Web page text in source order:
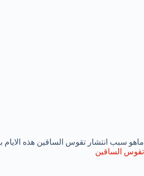
ماهو سبب انتشار تقوس الساقين هذه الايام
تقوس الساقين